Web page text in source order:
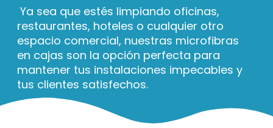
Ya sea que estés limpiando oficinas,
restaurantes, hoteles o cualquier otro
espacio comercial, nuestras microfibras
en cajas son la opción perfecta para
mantener tus instalaciones impecables y
tus clientes satisfechos.